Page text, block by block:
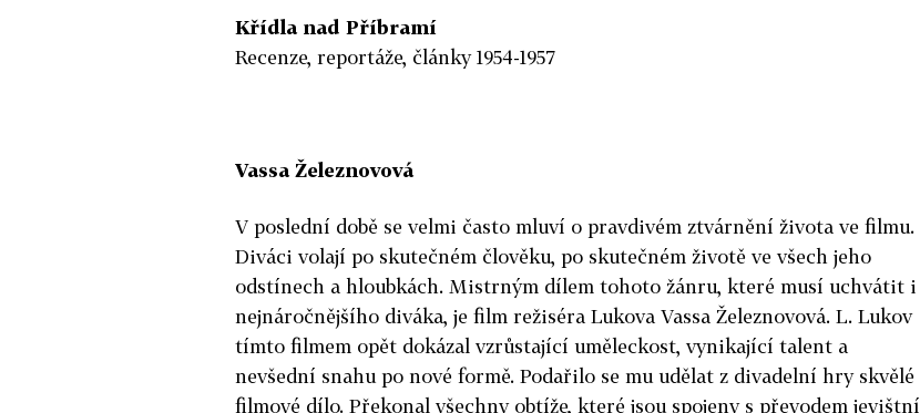
Křídla nad Příbramí
Recenze, reportáže, články 1954-1957
Vassa Železnovová
V poslední době se velmi často mluví o pravdivém ztvárnění života ve filmu.
Diváci volají po skutečném člověku, po skutečném životě ve všech jeho
odstínech a hloubkách. Mistrným dílem tohoto žánru, které musí uchvátit i
nejnáročnějšího diváka, je film režiséra Lukova Vassa Železnovová. L. Lukov
tímto filmem opět dokázal vzrůstající uměleckost, vynikající talent a
nevšední snahu po nové formě. Podařilo se mu udělat z divadelní hry skvělé
filmové dílo. Překonal všechny obtíže, které jsou spojeny s převodem jevištní